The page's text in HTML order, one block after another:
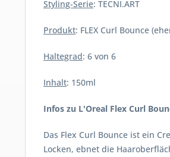
Styling-Serie: TECNI.ART
Produkt: FLEX Curl Bounce
Haltegrad: 6 von 6
Inhalt: 150ml
Infos zu L'Oreal Flex Curl
Das Flex Curl Bounce ist ein
Locken, ebnet die